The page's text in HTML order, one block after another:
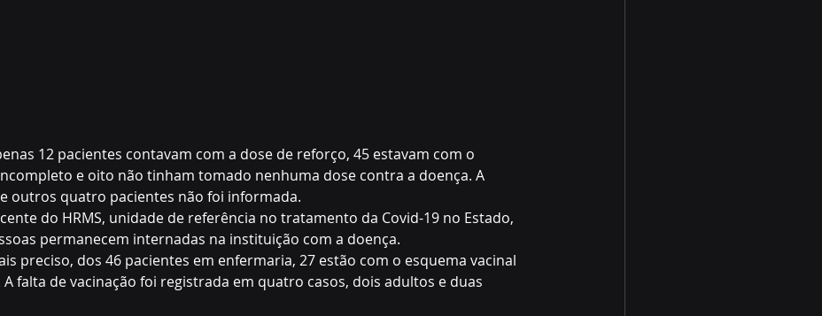
12 pacientes contavam com a dose de reforço, 45 estavam com o
e oito não tinham tomado nenhuma dose contra a doença. A
outros quatro pacientes não foi informada.
do HRMS, unidade de referência no tratamento da Covid-19 no Estado,
permanecem internadas na instituição com a doença.
preciso, dos 46 pacientes em enfermaria, 27 estão com o esquema vacinal
A falta de vacinação foi registrada em quatro casos, dois adultos e duas